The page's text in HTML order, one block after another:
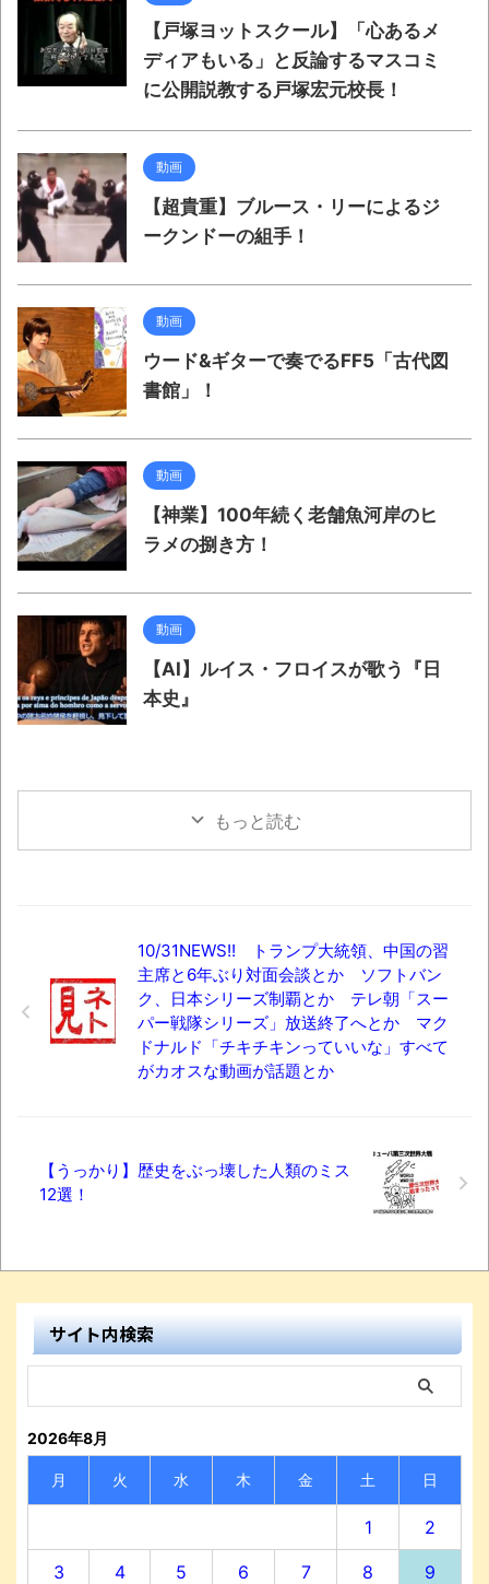
【戸塚ヨットスクール】「心あるメ
ディアもいる」と反論するマスコミ
に公開説教する戸塚宏元校長！
動画
【超貴重】ブルース・リーによるジ
ークンドーの組手！
動画
ウード&ギターで奏でるFF5「古代図
書館」！
動画
【神業】100年続く老舗魚河岸のヒ
ラメの捌き方！
動画
【AI】ルイス・フロイスが歌う『日
本史』
もっと読む
10/31NEWS!! トランプ大統領、中国の習
主席と6年ぶり対面会談とか ソフトバン
ク、日本シリーズ制覇とか テレ朝「スー
パー戦隊シリーズ」放送終了へとか マク
ドナルド「チキチキンっていいな」すべて
がカオスな動画が話題とか
【うっかり】歴史をぶっ壊した人類のミス
12選！
サイト内検索
2026年8月
月 火 水 木 金 土 日
1 2
3 4 5 6 7 8 9